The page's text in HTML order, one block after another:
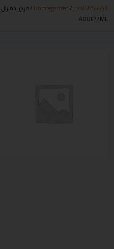
الرئيسية/المتجر/
Uncategorized
ADUF77ML